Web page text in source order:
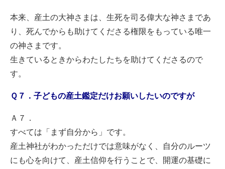
本来、産土の大神さまは、生死を司る偉大な神さまであ
り、死んでからも助けてくださる権限をもっている唯一
の神さまです。
生きているときからわたしたちを助けてくださるので
す。
Ｑ７．子どもの産土鑑定だけお願いしたいのですが
Ａ７．
すべては「まず自分から」です。
産土神社がわかっただけでは意味がなく、自分のルーツ
にも心を向けて、産土信仰を行うことで、開運の基礎に